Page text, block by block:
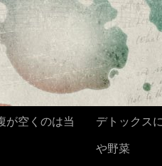
が空くのは当
デトックス
や野菜